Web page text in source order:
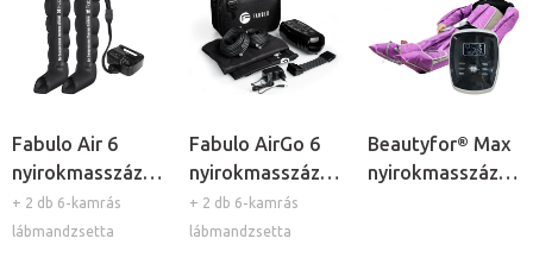
Fabulo Air 6
nyirokmasszázs
készülék, 6
kamrás
+ 2 db 6-kamrás
lábmandzsetta
Fabulo AirGo 6
nyirokmasszázs
készülék, 6
kamrás
+ 2 db 6-kamrás
lábmandzsetta
Beautyfor® Max
nyirokmasszázs